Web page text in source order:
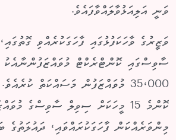
ވަނީ އަލިއަޅުވާލައްވާފައެވެ.
ވަޒީރުގެ ވާހަކަފުޅުގައި ފާހަގަކުރެއްވި
ސާވިސްގައި ކޮންޓްރެކްޓް މުވައްޒަފުންނާއެކު
35،000 މުވައްޒަފުން މަސައްކަތް
ކޮންމެ 15 މީހަކަށް ސިވިލް ސާވިސްގެ
މިންވަރެއްކަން ފާހަގަކުރައްވައި، ދައުލަތުގެ